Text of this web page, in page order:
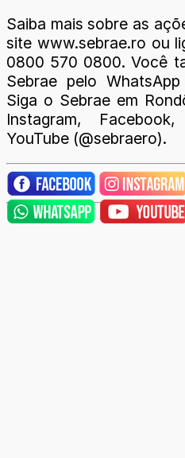
Saiba mais sobre as
site www.sebrae.ro ou
0800 570 0800. Você
Sebrae pelo
Siga o Sebrae em
Instagram,
YouTube (@sebraero).